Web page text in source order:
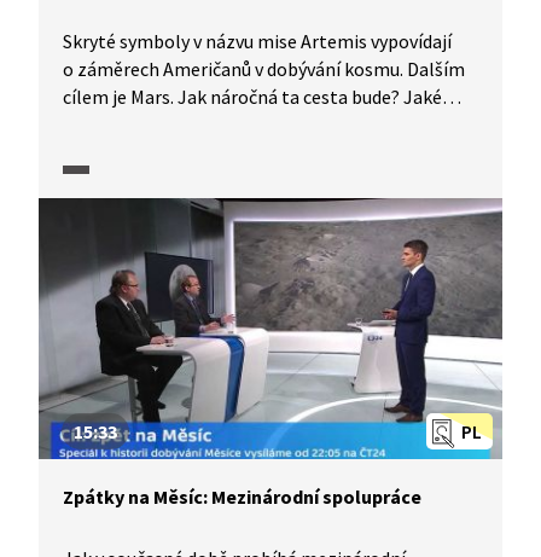
Skryté symboly v názvu mise Artemis vypovídají
o záměrech Američanů v dobývání kosmu. Dalším
cílem je Mars. Jak náročná ta cesta bude? Jaké
odpovídají odborníci na kosmonautiku Dušan
Majer a Michal Václavík. Pořad je součástí série,
kterou ČT připravila k 50. výročí přistání na Měsíci.
PL
15:33
Zpátky na Měsíc: Mezinárodní spolupráce